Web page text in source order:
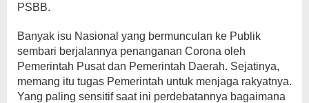
PSBB.
Banyak isu Nasional yang bermunculan ke Publik
sembari berjalannya penanganan Corona oleh
Pemerintah Pusat dan Pemerintah Daerah. Sejatinya,
memang itu tugas Pemerintah untuk menjaga rakyatnya.
Yang paling sensitif saat ini perdebatannya bagaimana